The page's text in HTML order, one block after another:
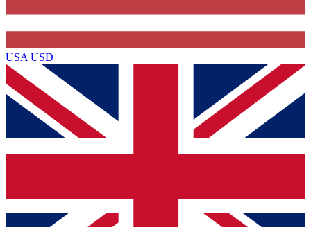
USA USD